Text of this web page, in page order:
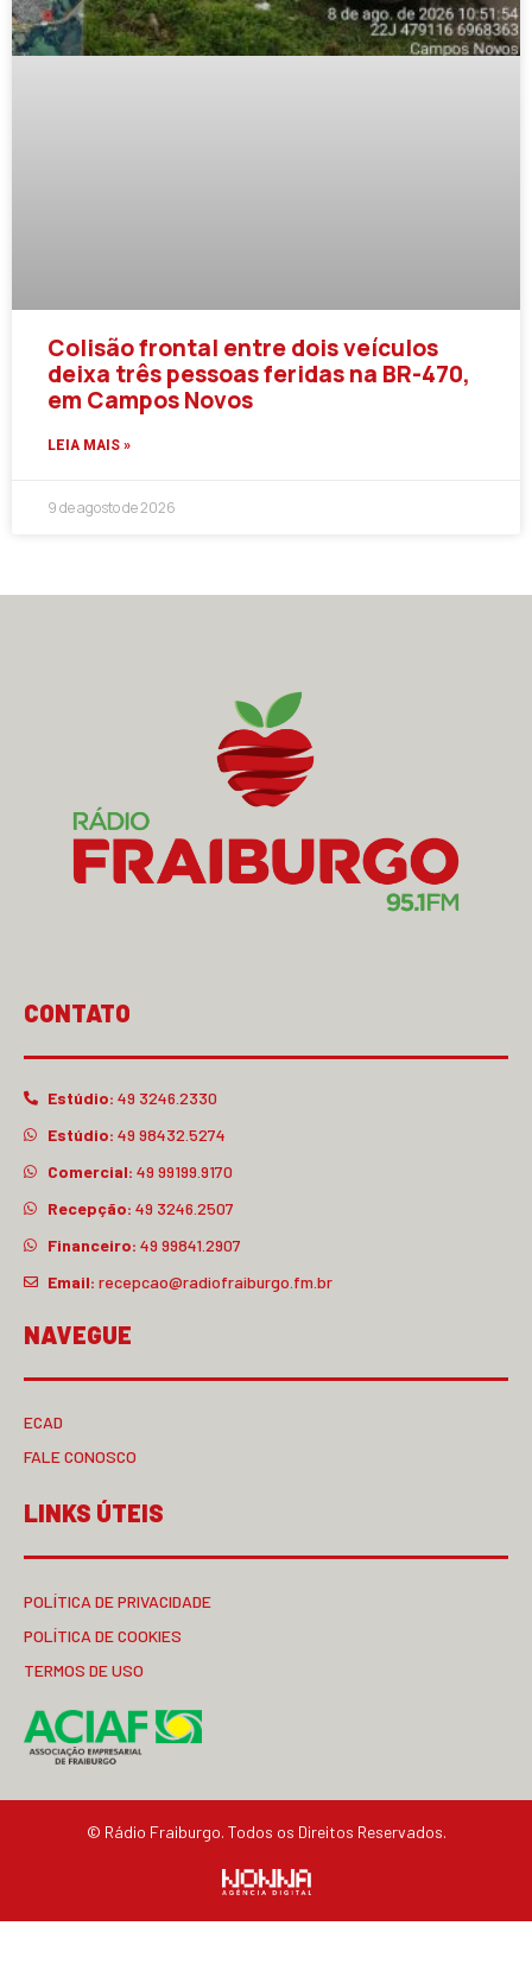
Colisão frontal entre dois veículos
deixa três pessoas feridas na BR-470,
em Campos Novos
LEIA MAIS »
9 de agosto de 2026
CONTATO
Estúdio: 49 3246.2330
Estúdio: 49 98432.5274
Comercial: 49 99199.9170
Recepção: 49 3246.2507
Financeiro: 49 99841.2907
Email: recepcao@radiofraiburgo.fm.br
NAVEGUE
ECAD
FALE CONOSCO
LINKS ÚTEIS
POLÍTICA DE PRIVACIDADE
POLÍTICA DE COOKIES
TERMOS DE USO
© Rádio Fraiburgo. Todos os Direitos Reservados.